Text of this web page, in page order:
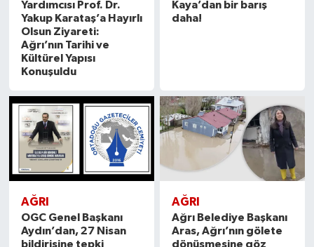
Yardımcısı Prof. Dr.
Yakup Karataş’a Hayırlı
Olsun Ziyareti:
Ağrı’nın Tarihi ve
Kültürel Yapısı
Konuşuldu
Kaya’dan bir barış
daha!
AĞRI
OGC Genel Başkanı
Aydın’dan, 27 Nisan
bildirisine tepki
AĞRI
Ağrı Belediye Başkanı
Aras, Ağrı’nın gölete
dönüşmesine göz